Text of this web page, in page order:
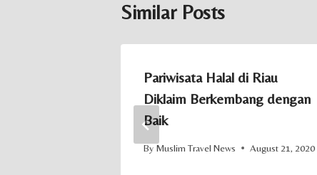
Similar Posts
Pariwisata Halal di Riau
Diklaim Berkembang dengan
Baik
By Muslim Travel News August 21, 2020